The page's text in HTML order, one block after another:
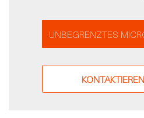
UNBEGRENZTES